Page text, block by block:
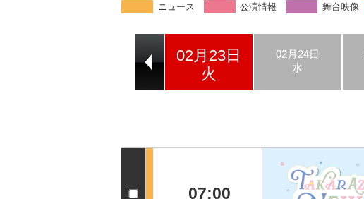
ニュース 公演情報 舞台映像
02月23日
火
02月24日
水
07:00